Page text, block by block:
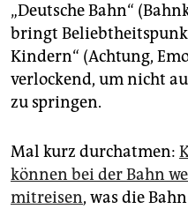
„Deutsche Bahn“
bringt
Kindern“ (Achtung,
verlockend, um nicht
zu springen.
Mal kurz durchatmen:
können bei der Bahn
mitreisen, was die